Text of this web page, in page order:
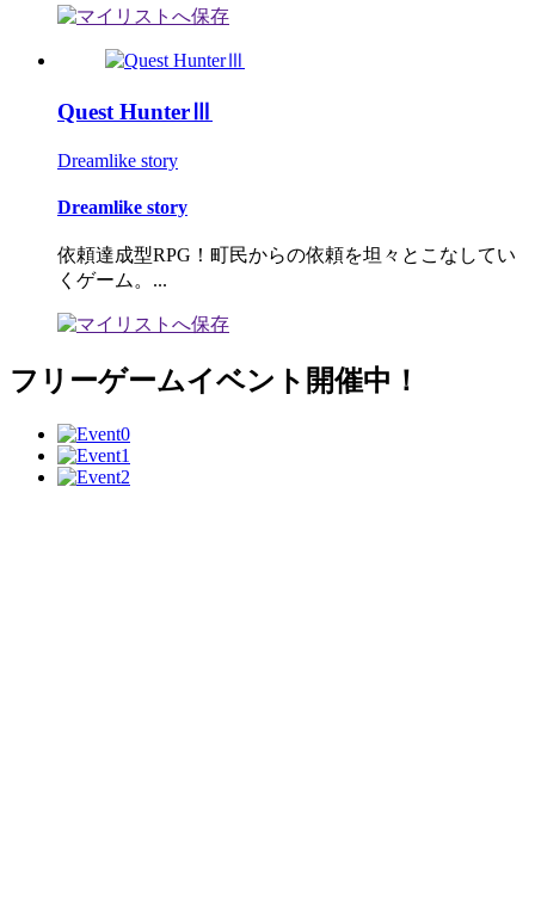
Quest HunterⅢ
Dreamlike story
Dreamlike story
依頼達成型RPG！町民からの依頼を坦々とこなしてい
くゲーム。...
フリーゲームイベント開催中！